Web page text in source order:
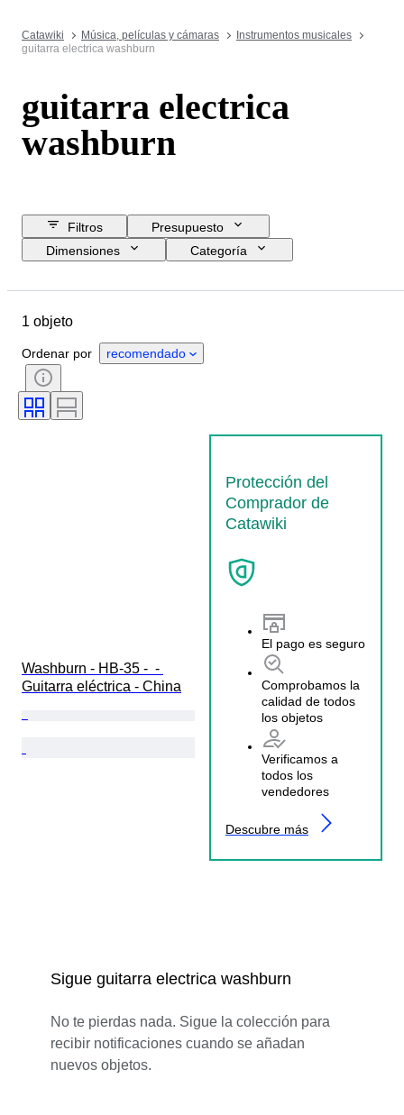
Catawiki Música, películas y cámaras
Instrumentos musicales
guitarra electrica washburn
guitarra electrica
washburn
Filtros
Presupuesto
Dimensiones
Categoría
País de origen
Accesorios
Testado y funcionando
Era
1 objeto
Ordenar por recomendado
Washburn - HB-35 -  -
Guitarra eléctrica - China
Protección del
Comprador de
Catawiki
El pago es seguro
Comprobamos la
calidad de todos
los objetos
Verificamos a
todos los
vendedores
Descubre más
Sigue guitarra electrica washburn
No te pierdas nada. Sigue la colección para
recibir notificaciones cuando se añadan
nuevos objetos.